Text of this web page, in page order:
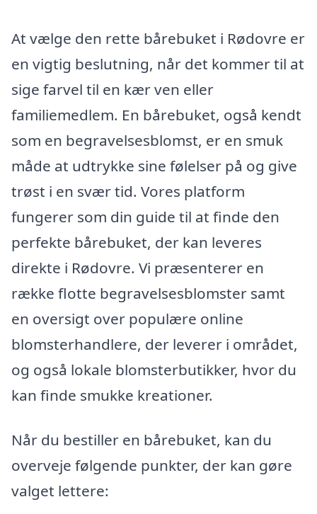
At vælge den rette bårebuket i Rødovre er
en vigtig beslutning, når det kommer til at
sige farvel til en kær ven eller
familiemedlem. En bårebuket, også kendt
som en begravelsesblomst, er en smuk
måde at udtrykke sine følelser på og give
trøst i en svær tid. Vores platform
fungerer som din guide til at finde den
perfekte bårebuket, der kan leveres
direkte i Rødovre. Vi præsenterer en
række flotte begravelsesblomster samt
en oversigt over populære online
blomsterhandlere, der leverer i området,
og også lokale blomsterbutikker, hvor du
kan finde smukke kreationer.
Når du bestiller en bårebuket, kan du
overveje følgende punkter, der kan gøre
valget lettere: